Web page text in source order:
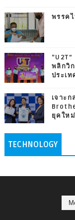
พรรค
พลิกวิ
ประเ
เจาะ
ยุคใหม่
TECHNOLOGY